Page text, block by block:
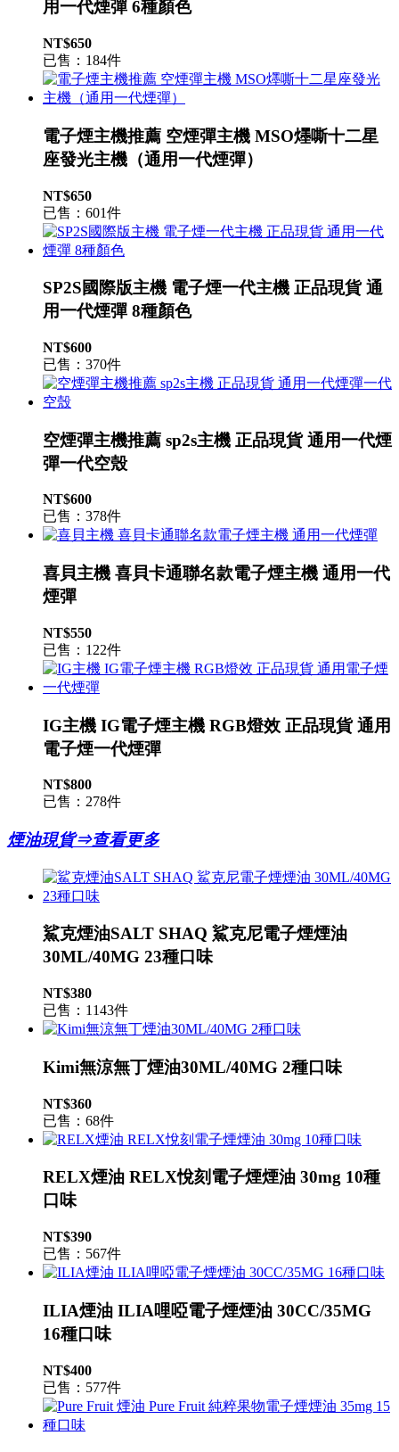
用一代煙彈 6種顏色
NT$650
已售：184件
電子煙主機推薦 空煙彈主機 MSO爅嘶十二星
座發光主機（通用一代煙彈）
NT$650
已售：601件
SP2S國際版主機 電子煙一代主機 正品現貨 通
用一代煙彈 8種顏色
NT$600
已售：370件
空煙彈主機推薦 sp2s主機 正品現貨 通用一代煙
彈一代空殼
NT$600
已售：378件
喜貝主機 喜貝卡通聯名款電子煙主機 通用一代
煙彈
NT$550
已售：122件
IG主機 IG電子煙主機 RGB燈效 正品現貨 通用
電子煙一代煙彈
NT$800
已售：278件
煙油現貨⇒查看更多
鯊克煙油SALT SHAQ 鯊克尼電子煙煙油
30ML/40MG 23種口味
NT$380
已售：1143件
Kimi無涼無丁煙油30ML/40MG 2種口味
NT$360
已售：68件
RELX煙油 RELX悅刻電子煙煙油 30mg 10種
口味
NT$390
已售：567件
ILIA煙油 ILIA哩啞電子煙煙油 30CC/35MG
16種口味
NT$400
已售：577件